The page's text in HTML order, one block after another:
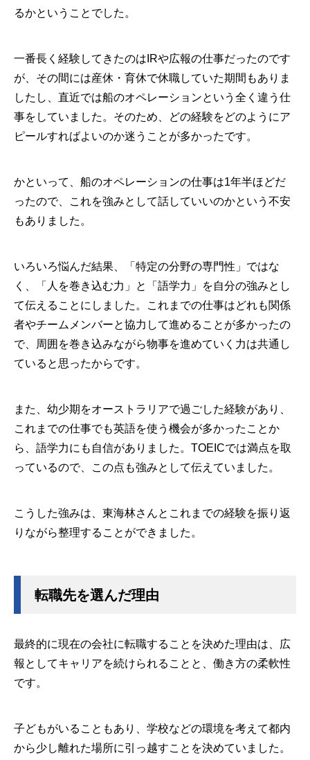
るかということでした。
一番長く経験してきたのはIRや広報の仕事だったのです
が、その間には産休・育休で休職していた期間もありま
したし、直近では船のオペレーションという全く違う仕
事をしていました。そのため、どの経験をどのようにア
ピールすればよいのか迷うことが多かったです。
かといって、船のオペレーションの仕事は1年半ほどだ
ったので、これを強みとして話していいのかという不安
もありました。
いろいろ悩んだ結果、「特定の分野の専門性」ではな
く、「人を巻き込む力」と「語学力」を自分の強みとし
て伝えることにしました。これまでの仕事はどれも関係
者やチームメンバーと協力して進めることが多かったの
で、周囲を巻き込みながら物事を進めていく力は共通し
ていると思ったからです。
また、幼少期をオーストラリアで過ごした経験があり、
これまでの仕事でも英語を使う機会が多かったことか
ら、語学力にも自信がありました。TOEICでは満点を取
っているので、この点も強みとして伝えていました。
こうした強みは、東海林さんとこれまでの経験を振り返
りながら整理することができました。
転職先を選んだ理由
最終的に現在の会社に転職することを決めた理由は、広
報としてキャリアを続けられることと、働き方の柔軟性
です。
子どもがいることもあり、学校などの環境を考えて都内
から少し離れた場所に引っ越すことを決めていました。